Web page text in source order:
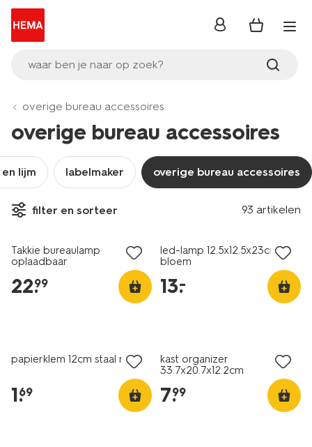
waar ben je naar op zoek?
inloggen
overige bureau accessoires
overige bureau accessoires
lijm labelmaker overige bureau accessoires
filter en sorteer 93 artikelen
nieuw
Takkie bureaulamp
oplaadbaar
22.
99
led-lamp 12.5x12.5x23cm
bloem
13.
–
papierklem 12cm staal roze
1.
69
kast organizer
33.7x20.7x12.2cm
7.
99